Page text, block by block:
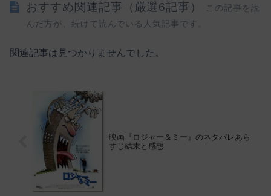
おすすめ関連記事（厳選6記事）
この記事を読
んだ方が、続けて読んでいる人気記事です。
関連記事は見つかりませんでした。
映画『ロジャー＆ミー』のネタバレあら
すじ結末と感想